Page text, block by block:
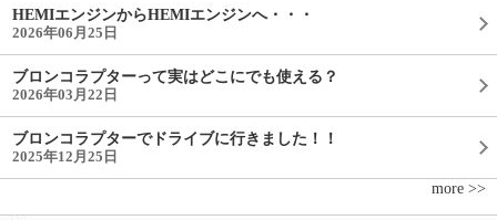
HEMIエンジンからHEMIエンジンへ・・・
2026年06月25日
ブロンコラプターって実はどこにでも使える？
2026年03月22日
ブロンコラプターでドライブに行きました！！
2025年12月25日
more >>